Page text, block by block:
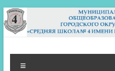
Перейти
к
содержимому
МБОУ СШ 4
Архангельск